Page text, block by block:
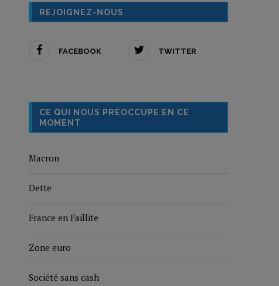
REJOIGNEZ-NOUS
FACEBOOK TWITTER
CE QUI NOUS PRÉOCCUPE EN CE
MOMENT
Macron
Dette
France en Faillite
Zone euro
Société sans cash